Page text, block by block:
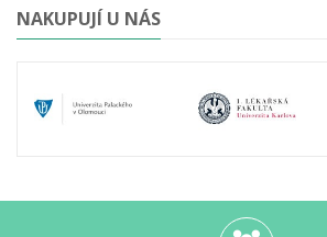
NAKUPUJÍ U NÁS